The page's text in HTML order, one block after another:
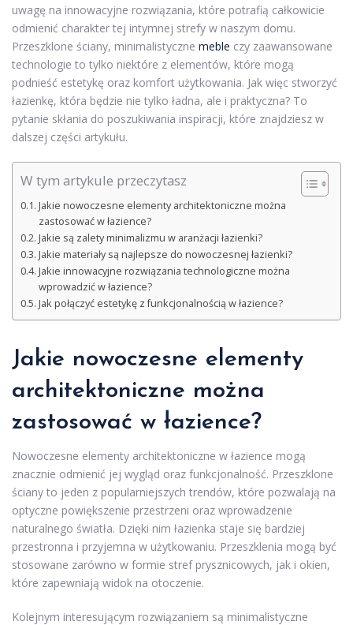
uwagę na innowacyjne rozwiązania, które potrafią całkowicie
odmienić charakter tej intymnej strefy w naszym domu.
Przeszklone ściany, minimalistyczne meble czy zaawansowane
technologie to tylko niektóre z elementów, które mogą
podnieść estetykę oraz komfort użytkowania. Jak więc stworzyć
łazienkę, która będzie nie tylko ładna, ale i praktyczna? To
pytanie skłania do poszukiwania inspiracji, które znajdziesz w
dalszej części artykułu.
W tym artykule przeczytasz
Jakie nowoczesne elementy architektoniczne można
zastosować w łazience?
Jakie są zalety minimalizmu w aranżacji łazienki?
Jakie materiały są najlepsze do nowoczesnej łazienki?
Jakie innowacyjne rozwiązania technologiczne można
wprowadzić w łazience?
Jak połączyć estetykę z funkcjonalnością w łazience?
Jakie nowoczesne elementy
architektoniczne można
zastosować w łazience?
Nowoczesne elementy architektoniczne w łazience mogą
znacznie odmienić jej wygląd oraz funkcjonalność. Przeszklone
ściany to jeden z popularniejszych trendów, które pozwalają na
optyczne powiększenie przestrzeni oraz wprowadzenie
naturalnego światła. Dzięki nim łazienka staje się bardziej
przestronna i przyjemna w użytkowaniu. Przeszklenia mogą być
stosowane zarówno w formie stref prysznicowych, jak i okien,
które zapewniają widok na otoczenie.
Kolejnym interesującym rozwiązaniem są minimalistyczne